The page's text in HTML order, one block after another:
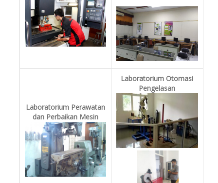
Laboratorium Perawatan
dan Perbaikan Mesin
Laboratorium Otomasi
Pengelasan